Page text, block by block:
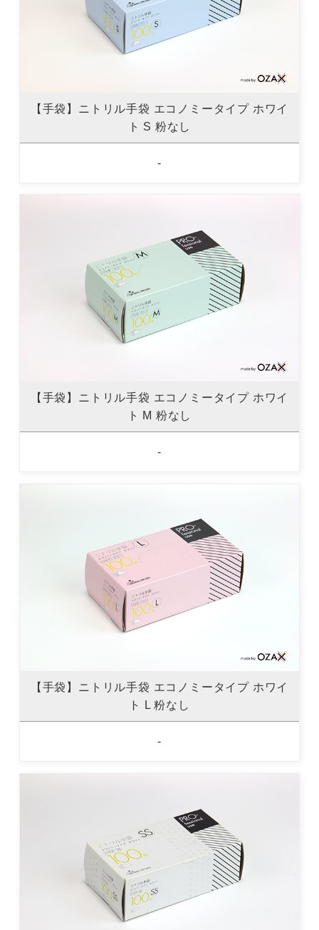
【手袋】ニトリル手袋 エコノミータイプ ホワイ
ト S 粉なし
-
【手袋】ニトリル手袋 エコノミータイプ ホワイ
ト M 粉なし
-
【手袋】ニトリル手袋 エコノミータイプ ホワイ
ト L 粉なし
-